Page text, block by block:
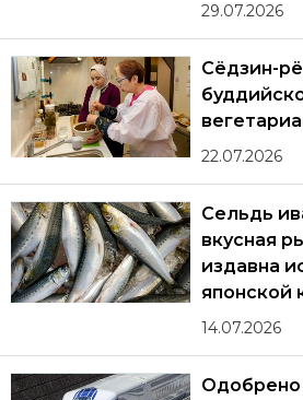
29.07.2026
Сёдзин-
22.07.2026
Сельдь
вкусная
издавна
японской
14.07.2026
Одобрено